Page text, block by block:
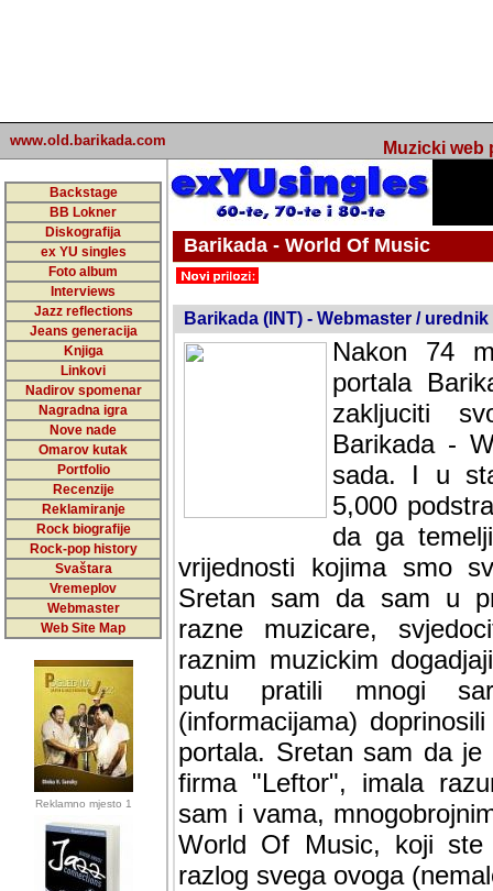
www.old.barikada.com Muzicki web
Backstage
BB Lokner
Diskografija
ex YU singles
Foto album
Interviews
Jazz reflections
Jeans generacija
Knjiga
Linkovi
Nadirov spomenar
Nagradna igra
Nove nade
Omarov kutak
Portfolio
Recenzije
Reklamiranje
Rock biografije
Rock-pop history
Svaštara
Vremeplov
Webmaster
Web Site Map
Reklamno mjesto 1
Barikada - World Of Music
Barikada (INT) - Webmaster / urednik
Nakon 74
portala
zakljuciti
Barikada -
sada. I u
5,000
da ga
vrijednosti kojima smo
Sretan sam da sam u
muzicare, svjedociti
muzickim dogadjajima...
mnogi saradnici koji
doprinosili vrijednosti i
sam da je i moj web
imala razumijevanja za
mnogobrojnim
Music, koji ste ga
ovoga (nemalog) rada.